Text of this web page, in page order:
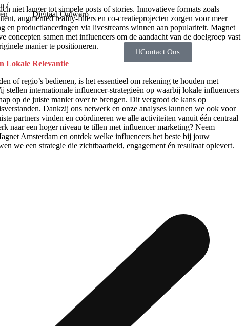
/
Digitaal Ontwerp
groeikansen voor uw
bedrijf.
Contact Ons
niet langer tot simpele posts of stories. Innovatieve formats zoals
augmented reality-filters en co-creatieprojecten zorgen voor meer
en productlanceringen via livestreams winnen aan populariteit. Magnet
concepten samen met influencers om de aandacht van de doelgroep vast
manier te positioneren.
Lokale Relevantie
of regio’s bedienen, is het essentieel om rekening te houden met
stellen internationale influencer-strategieën op waarbij lokale influencers
op de juiste manier over te brengen. Dit vergroot de kans op
Dankzij ons netwerk en onze analyses kunnen we ook voor
partners vinden en coördineren we alle activiteiten vanuit één centraal
naar een hoger niveau te tillen met influencer marketing? Neem
Amsterdam en ontdek welke influencers het beste bij jouw
we een strategie die zichtbaarheid, engagement én resultaat oplevert.